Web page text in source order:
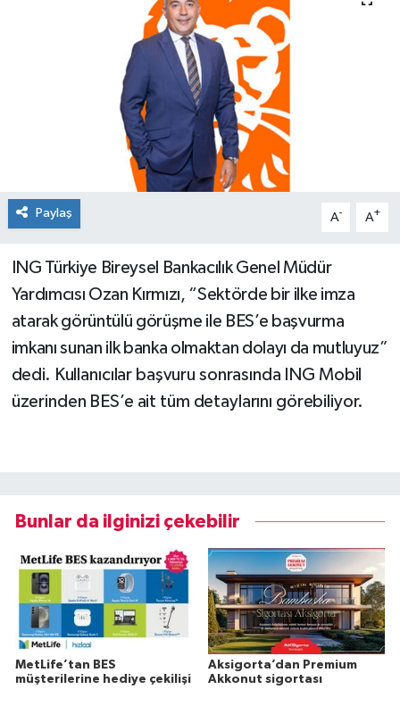
Paylaş A- A+
ING Türkiye Bireysel Bankacılık Genel Müdür
Yardımcısı Ozan Kırmızı, “Sektörde bir ilke imza
atarak görüntülü görüşme ile BES’e başvurma
imkanı sunan ilk banka olmaktan dolayı da mutluyuz”
dedi. Kullanıcılar başvuru sonrasında ING Mobil
üzerinden BES’e ait tüm detaylarını görebiliyor.
Bunlar da ilginizi çekebilir
MetLife’tan BES
müşterilerine hediye çekilişi
Aksigorta’dan Premium
Akkonut sigortası
ŞİRKET PANO